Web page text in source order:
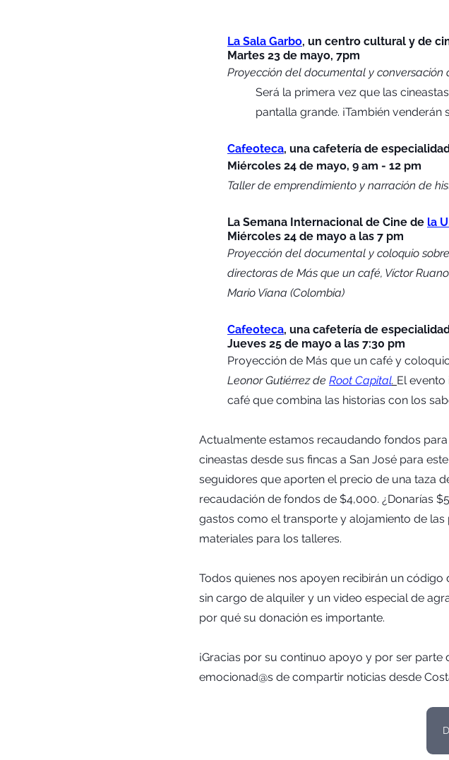
La Sala Garbo, un centro cultural y de
Martes 23 de mayo, 7pm
Proyección del documental y conversación
Será la primera vez que las
pantalla grande. ¡También venderán
Cafeoteca, una cafetería de
Miércoles 24 de mayo, 9 am - 12 pm
Taller de emprendimiento y narración de
La Semana Internacional de Cine de la
Miércoles 24 de mayo a las 7 pm
Proyección del documental y coloquio
directoras de Más que un café, Víctor
Mario Viana (Colombia)
Cafeoteca, una cafetería de
Jueves 25 de mayo a las 7:30 pm
Proyección de Más que un café y
Leonor Gutiérrez de Root Capital. El
café que combina las historias con los
Actualmente estamos recaudando fondos
cineastas desde sus fincas a San José para
seguidores que aporten el precio de una taza
recaudación de fondos de $4,000. ¿Donarías
gastos como el transporte y alojamiento de
materiales para los talleres.
Todos quienes nos apoyen recibirán un
sin cargo de alquiler y un video especial de
por qué su donación es importante.
¡Gracias por su continuo apoyo y por ser parte
emocionad@s de compartir noticias desde